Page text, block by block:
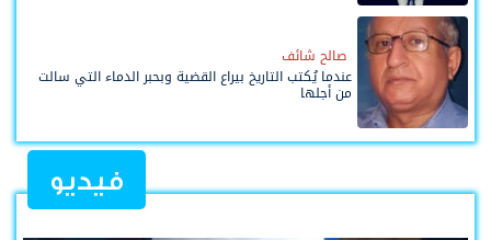
صالح شائف
عندما يُكتب التاريخ بيراع القضية وبحبر الدماء التي سالت
من أجلها
فيديو